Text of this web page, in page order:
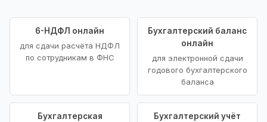
6-НДФЛ онлайн
для сдачи расчёта НДФЛ
по сотрудникам в ФНС
Бухгалтерский баланс
онлайн
для электронной сдачи
годового бухгалтерского
баланса
Бухгалтерская
Бухгалтерский учёт